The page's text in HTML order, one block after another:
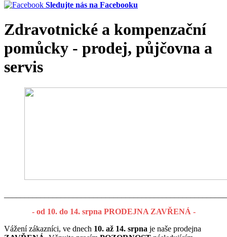
Sledujte nás na Facebooku
Zdravotnické a kompenzační
pomůcky - prodej, půjčovna a
servis
- od 10. do 14. srpna PRODEJNA ZAVŘENÁ -
Vážení zákazníci, ve dnech 10. až 14. srpna je naše prodejna